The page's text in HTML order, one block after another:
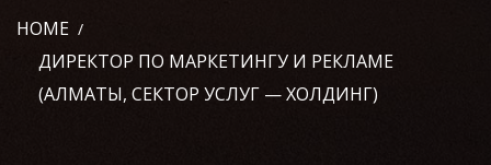
HOME
ДИРЕКТОР ПО МАРКЕТИНГУ И РЕКЛАМЕ
(АЛМАТЫ, СЕКТОР УСЛУГ — ХОЛДИНГ)